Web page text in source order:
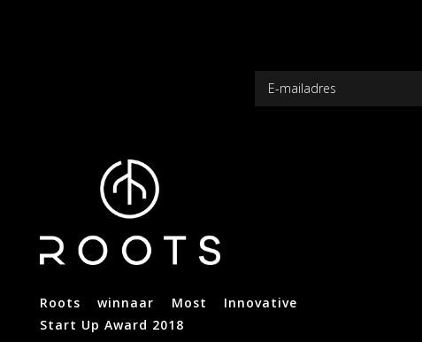
Roots winnaar Most Innovative
Start Up Award 2018